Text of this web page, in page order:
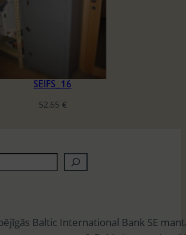
SEIFS_16
52,65 €
Baltic International Bank SE